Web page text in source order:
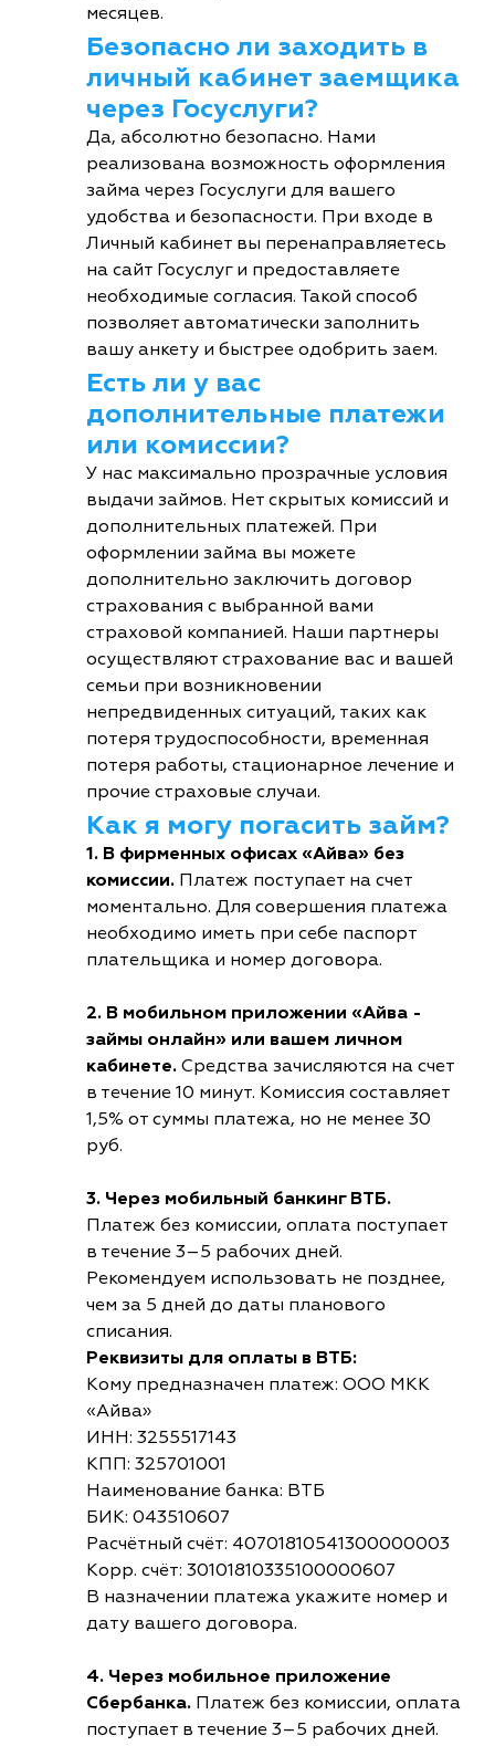
месяцев.
Безопасно ли заходить в
личный кабинет заемщика
через Госуслуги?
Да, абсолютно безопасно. Нами
реализована возможность оформления
займа через Госуслуги для вашего
удобства и безопасности. При входе в
Личный кабинет вы перенаправляетесь
на сайт Госуслуг и предоставляете
необходимые согласия. Такой способ
позволяет автоматически заполнить
вашу анкету и быстрее одобрить заем.
Есть ли у вас
дополнительные платежи
или комиссии?
У нас максимально прозрачные условия
выдачи займов. Нет скрытых комиссий и
дополнительных платежей. При
оформлении займа вы можете
дополнительно заключить договор
страхования с выбранной вами
страховой компанией. Наши партнеры
осуществляют страхование вас и вашей
семьи при возникновении
непредвиденных ситуаций, таких как
потеря трудоспособности, временная
потеря работы, стационарное лечение и
прочие страховые случаи.
Как я могу погасить займ?
1. В фирменных офисах «Айва» без
комиссии. Платеж поступает на счет
моментально. Для совершения платежа
необходимо иметь при себе паспорт
плательщика и номер договора.
2. В мобильном приложении «Айва -
займы онлайн» или вашем личном
кабинете. Средства зачисляются на счет
в течение 10 минут. Комиссия составляет
1,5% от суммы платежа, но не менее 30
руб.
3. Через мобильный банкинг ВТБ.
Платеж без комиссии, оплата поступает
в течение 3–5 рабочих дней.
Рекомендуем использовать не позднее,
чем за 5 дней до даты планового
списания.
Реквизиты для оплаты в ВТБ:
Кому предназначен платеж: ООО МКК
«Айва»
ИНН: 3255517143
КПП: 325701001
Наименование банка: ВТБ
БИК: 043510607
Расчётный счёт: 40701810541300000003
Корр. счёт: 30101810335100000607
В назначении платежа укажите номер и
дату вашего договора.
4. Через мобильное приложение
Сбербанка. Платеж без комиссии, оплата
поступает в течение 3–5 рабочих дней.